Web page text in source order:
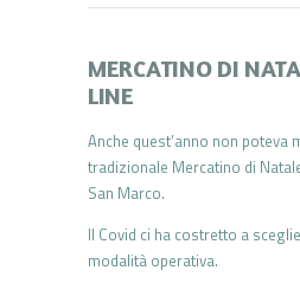
MERCATINO DI
LINE
Anche quest’anno non poteva
tradizionale Mercatino di
San Marco.
Il Covid ci ha costretto a
modalità operativa.